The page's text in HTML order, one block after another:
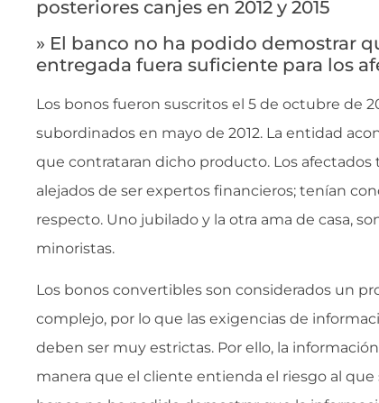
posteriores canjes en 2012 y 2015
» El banco no ha podido demostrar
entregada fuera suficiente para los
Los bonos fueron suscritos el 5 de octubre de
subordinados en mayo de 2012. La entidad
que contrataran dicho producto. Los
alejados de ser expertos financieros; tenían
respecto. Uno jubilado y la otra ama de casa,
minoristas.
Los bonos convertibles son considerados un
complejo, por lo que las exigencias de
deben ser muy estrictas. Por ello, la
manera que el cliente entienda el riesgo al que